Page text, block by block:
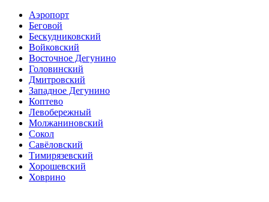
Аэропорт
Беговой
Бескудниковский
Войковский
Восточное Дегунино
Головинский
Дмитровский
Западное Дегунино
Коптево
Левобережный
Молжаниновский
Сокол
Савёловский
Тимирязевский
Хорошевский
Ховрино